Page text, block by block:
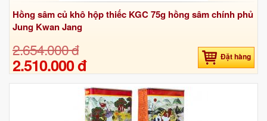
Hồng sâm củ khô hộp thiếc KGC 75g hồng sâm chính phủ
Jung Kwan Jang
2.654.000 đ
2.510.000 đ Đặt hàng